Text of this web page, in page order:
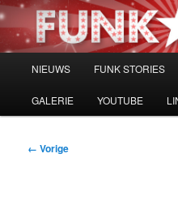
Spring
naar
NIEUWS FUNK STORIES
GALERIE YOUTUBE
Afbeeldingsnavigatie
← Vorige